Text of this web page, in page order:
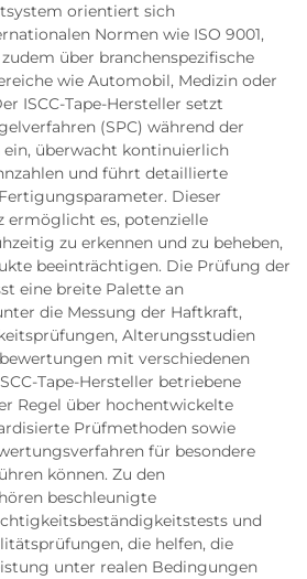
orientiert sich
Normen wie ISO 9001,
über branchenspezifische
wie Automobil, Medizin oder
ISCC-Tape-Hersteller setzt
(SPC) während der
überwacht kontinuierlich
und führt detaillierte
Dieser
ermöglicht es, potenzielle
zu erkennen und zu beheben,
beeinträchtigen. Die Prüfung der
eine breite Palette an
die Messung der Haftkraft,
Alterungsstudien
mit verschiedenen
Tape-Hersteller betriebene
Regel über hochentwickelte
Prüfmethoden sowie
für besondere
können. Zu den
beschleunigte
und
die helfen, die
unter realen Bedingungen